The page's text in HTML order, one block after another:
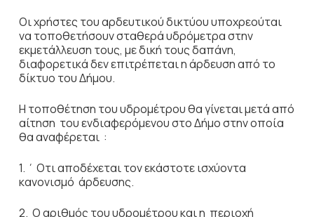
Οι χρήστες του αρδευτικού δικτύου υποχρεούται
να τοποθετήσουν σταθερά υδρόμετρα στην
εκμετάλλευση τους, με δική τους δαπάνη,
διαφορετικά δεν επιτρέπεται η άρδευση από το
δίκτυο του Δήμου.
Η τοποθέτηση του υδρομέτρου θα γίνεται μετά από
αίτηση του ενδιαφερόμενου στο Δήμο στην οποία
θα αναφέρεται :
1. ΄ Οτι αποδέχεται τον εκάστοτε ισχύοντα
κανονισμό άρδευσης.
2. Ο αριθμός του υδρομέτρου και η περιοχή